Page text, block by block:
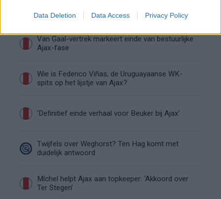
Data Deletion Data Access Privacy Policy
Ajax-aanvoerder’
Van Gaal-vertrek markeert einde van bestuurlijke
Ajax-fase
Wie is Federico Viñas, de Uruguayaanse WK-
spits op het lijstje van Ajax?
‘Definitief einde verhaal voor Beuker bij Ajax’
Twijfels over Weghorst? Ten Hag komt met
duidelijk antwoord
Míchel helpt Ajax aan topkeeper: ‘Akkoord over
Ter Stegen’